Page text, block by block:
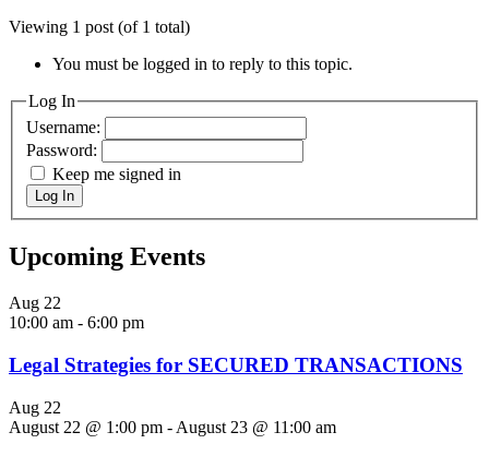
Viewing 1 post (of 1 total)
You must be logged in to reply to this topic.
Log In
Username:
Password:
Keep me signed in
Log In
Upcoming Events
Aug 22
10:00 am - 6:00 pm
Legal Strategies for SECURED TRANSACTIONS
Aug 22
August 22 @ 1:00 pm - August 23 @ 11:00 am